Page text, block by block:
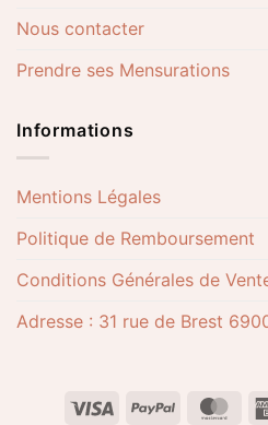
Nous contacter
Prendre ses Mensurations
Informations
Mentions Légales
Politique de Remboursement
Conditions Générales de
Adresse : 31 rue de Brest